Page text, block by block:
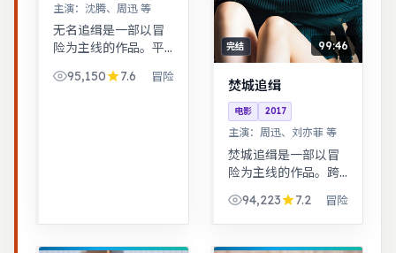
主演： 沈腾、周迅 等
无名追缉是一部以冒
险为主线的作品。平
里做出艰难抉择，最
95,150 7.6 冒险
完结 99:46
焚城追缉
电影 2017
主演： 周迅、刘亦菲 等
焚城追缉是一部以冒
险为主线的作品。跨
前后呼应，二刷可发
现更多细节。武侠江
94,223 7.2 冒险